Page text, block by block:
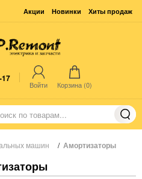
Акции Новинки Хиты продаж
17
Войти Корзина (0)
машин / Амортизаторы